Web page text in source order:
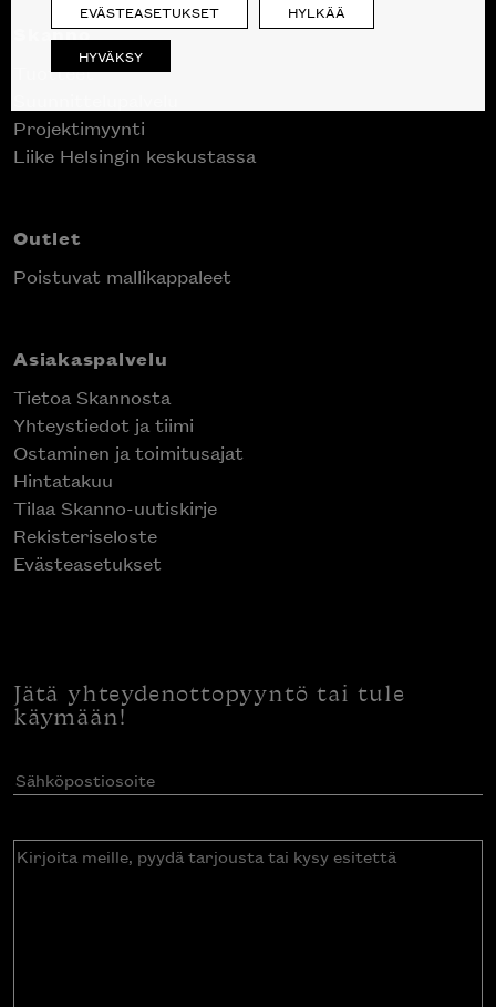
Skanno
Tuotteet
Projektimyynti
Liike Helsingin keskustassa
Outlet
Poistuvat mallikappaleet
Asiakaspalvelu
Tietoa Skannosta
Yhteystiedot ja tiimi
Ostaminen ja toimitusajat
Hintatakuu
Tilaa Skanno-uutiskirje
Rekisteriseloste
Evästeasetukset
Jätä yhteydenottopyyntö tai tule
käymään!
Sähköpostiosoite(Pakollinen)
Kirjoita
EVÄSTEASETUKSET HYLKÄÄ
HYVÄKSY